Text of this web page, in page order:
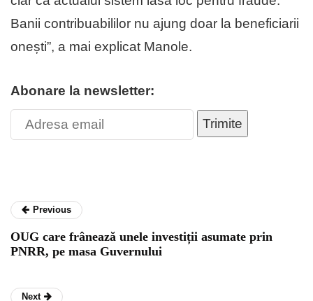
Banii contribuabililor nu ajung doar la beneficiarii
onești”, a mai ex­plicat Manole.
Abonare la newsletter:
Trimite
Previous
OUG care frânează unele investiții asumate prin
PNRR, pe masa Guvernului
Next